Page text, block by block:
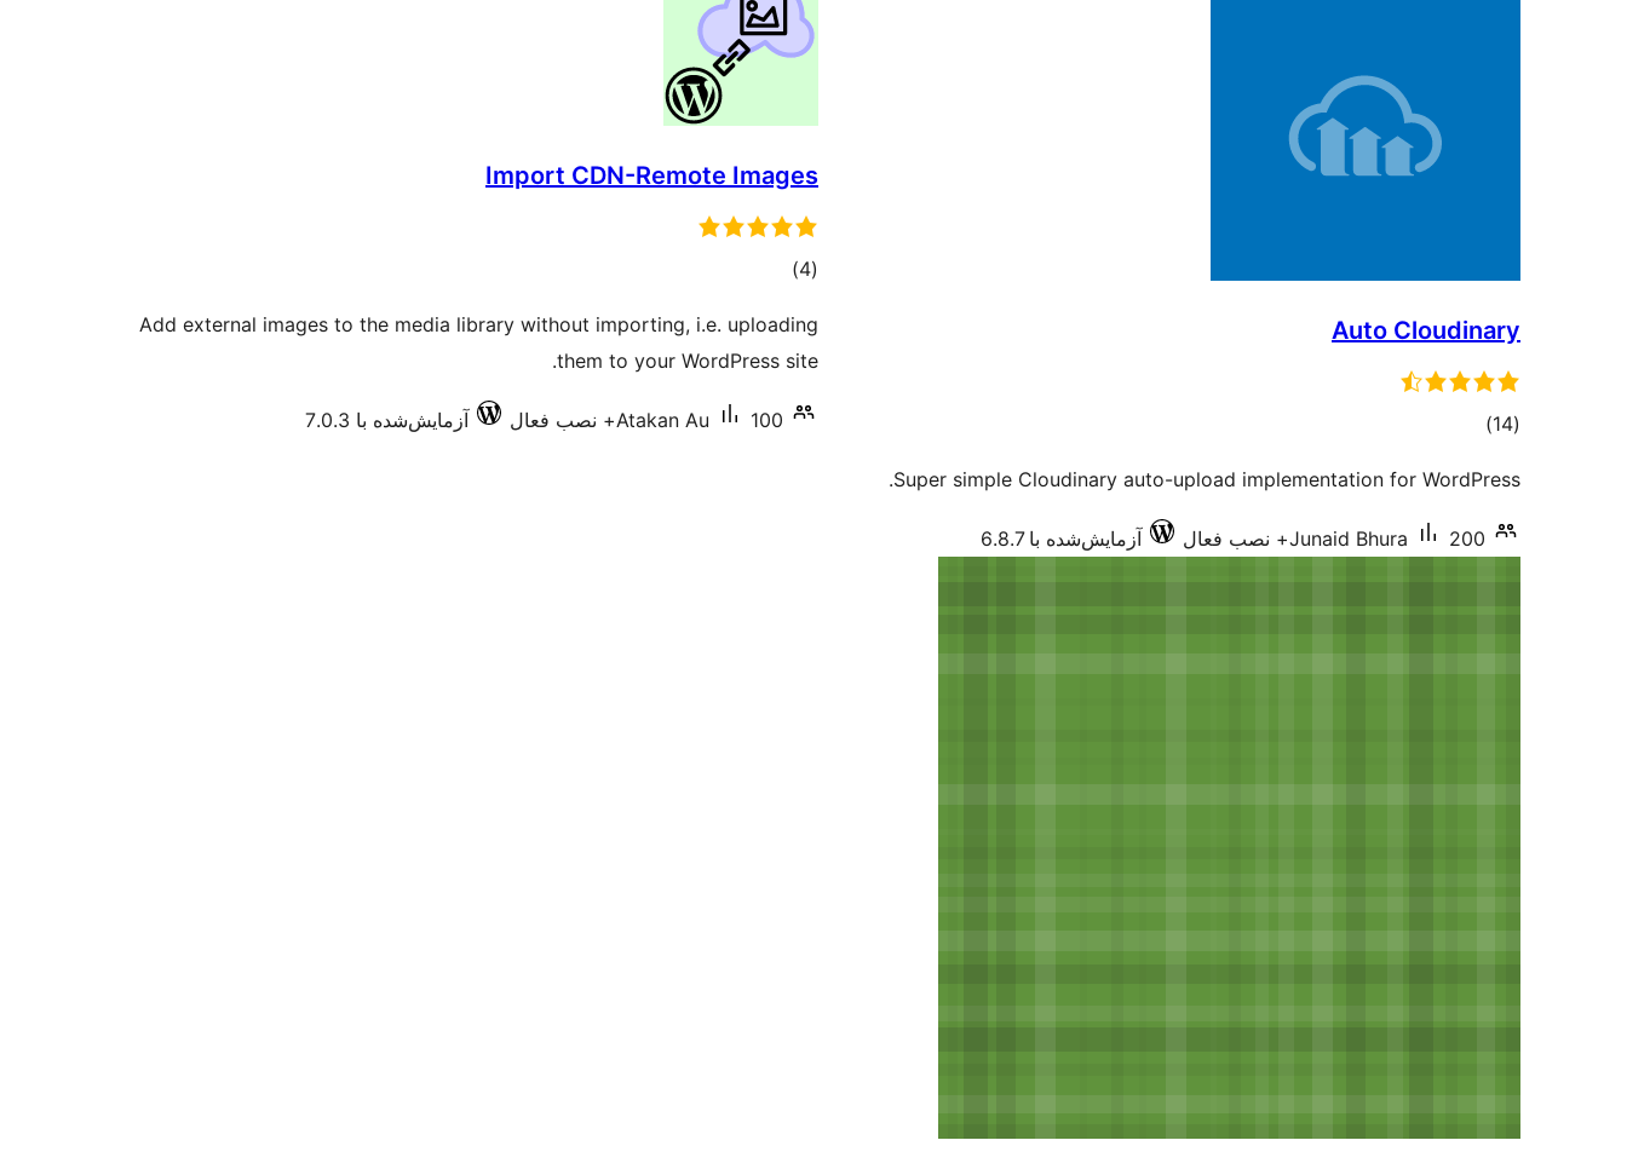
Auto Cloudinary
(14
مجموع)
Super simple Cloudinary auto-upload implementation for WordPress.
Junaid Bhura 200+ نصب فعال آزمایش‌شده با 6.8.7
Import CDN-Remote Images
(4 مجموع)
Add external images to the media library without importing, i.e. uploading
them to your WordPress site.
Atakan Au 100+ نصب فعال آزمایش‌شده با 7.0.3